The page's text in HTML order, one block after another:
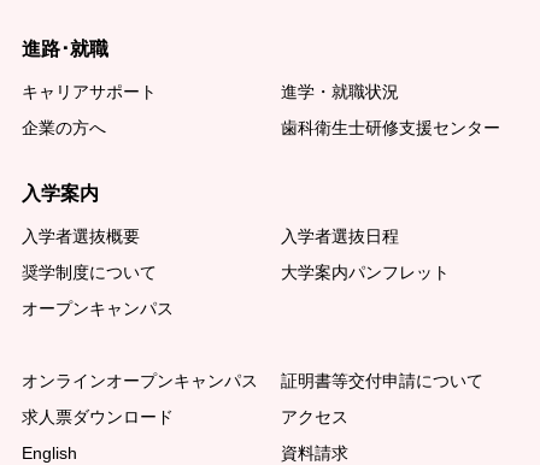
進路･就職
キャリアサポート
進学・就職状況
企業の方へ
歯科衛生士研修支援センター
入学案内
入学者選抜概要
入学者選抜日程
奨学制度について
大学案内パンフレット
オープンキャンパス
オンラインオープンキャンパス
証明書等交付申請について
求人票ダウンロード
アクセス
English
資料請求